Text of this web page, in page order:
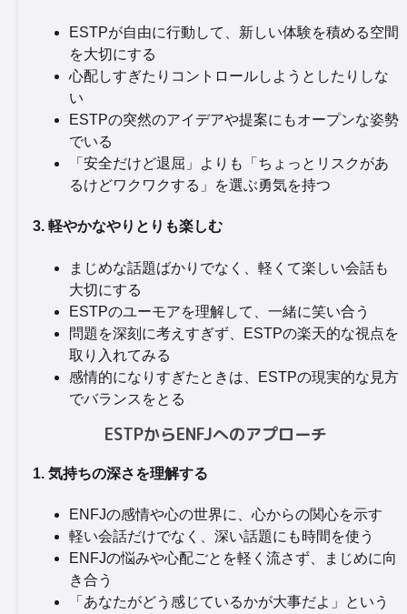
ESTPが自由に行動して、新しい体験を積める空間
を大切にする
心配しすぎたりコントロールしようとしたりしな
い
ESTPの突然のアイデアや提案にもオープンな姿勢
でいる
「安全だけど退屈」よりも「ちょっとリスクがあ
るけどワクワクする」を選ぶ勇気を持つ
3. 軽やかなやりとりも楽しむ
まじめな話題ばかりでなく、軽くて楽しい会話も
大切にする
ESTPのユーモアを理解して、一緒に笑い合う
問題を深刻に考えすぎず、ESTPの楽天的な視点を
取り入れてみる
感情的になりすぎたときは、ESTPの現実的な見方
でバランスをとる
ESTPからENFJへのアプローチ
1. 気持ちの深さを理解する
ENFJの感情や心の世界に、心からの関心を示す
軽い会話だけでなく、深い話題にも時間を使う
ENFJの悩みや心配ごとを軽く流さず、まじめに向
き合う
「あなたがどう感じているかが大事だよ」という